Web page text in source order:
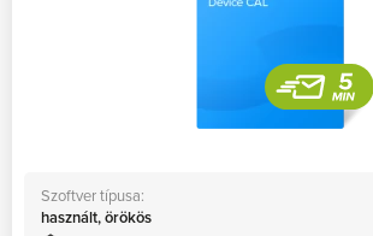
Szoftver típusa:
használt, örökös